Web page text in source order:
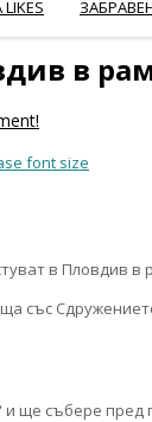
в
със
ще събере